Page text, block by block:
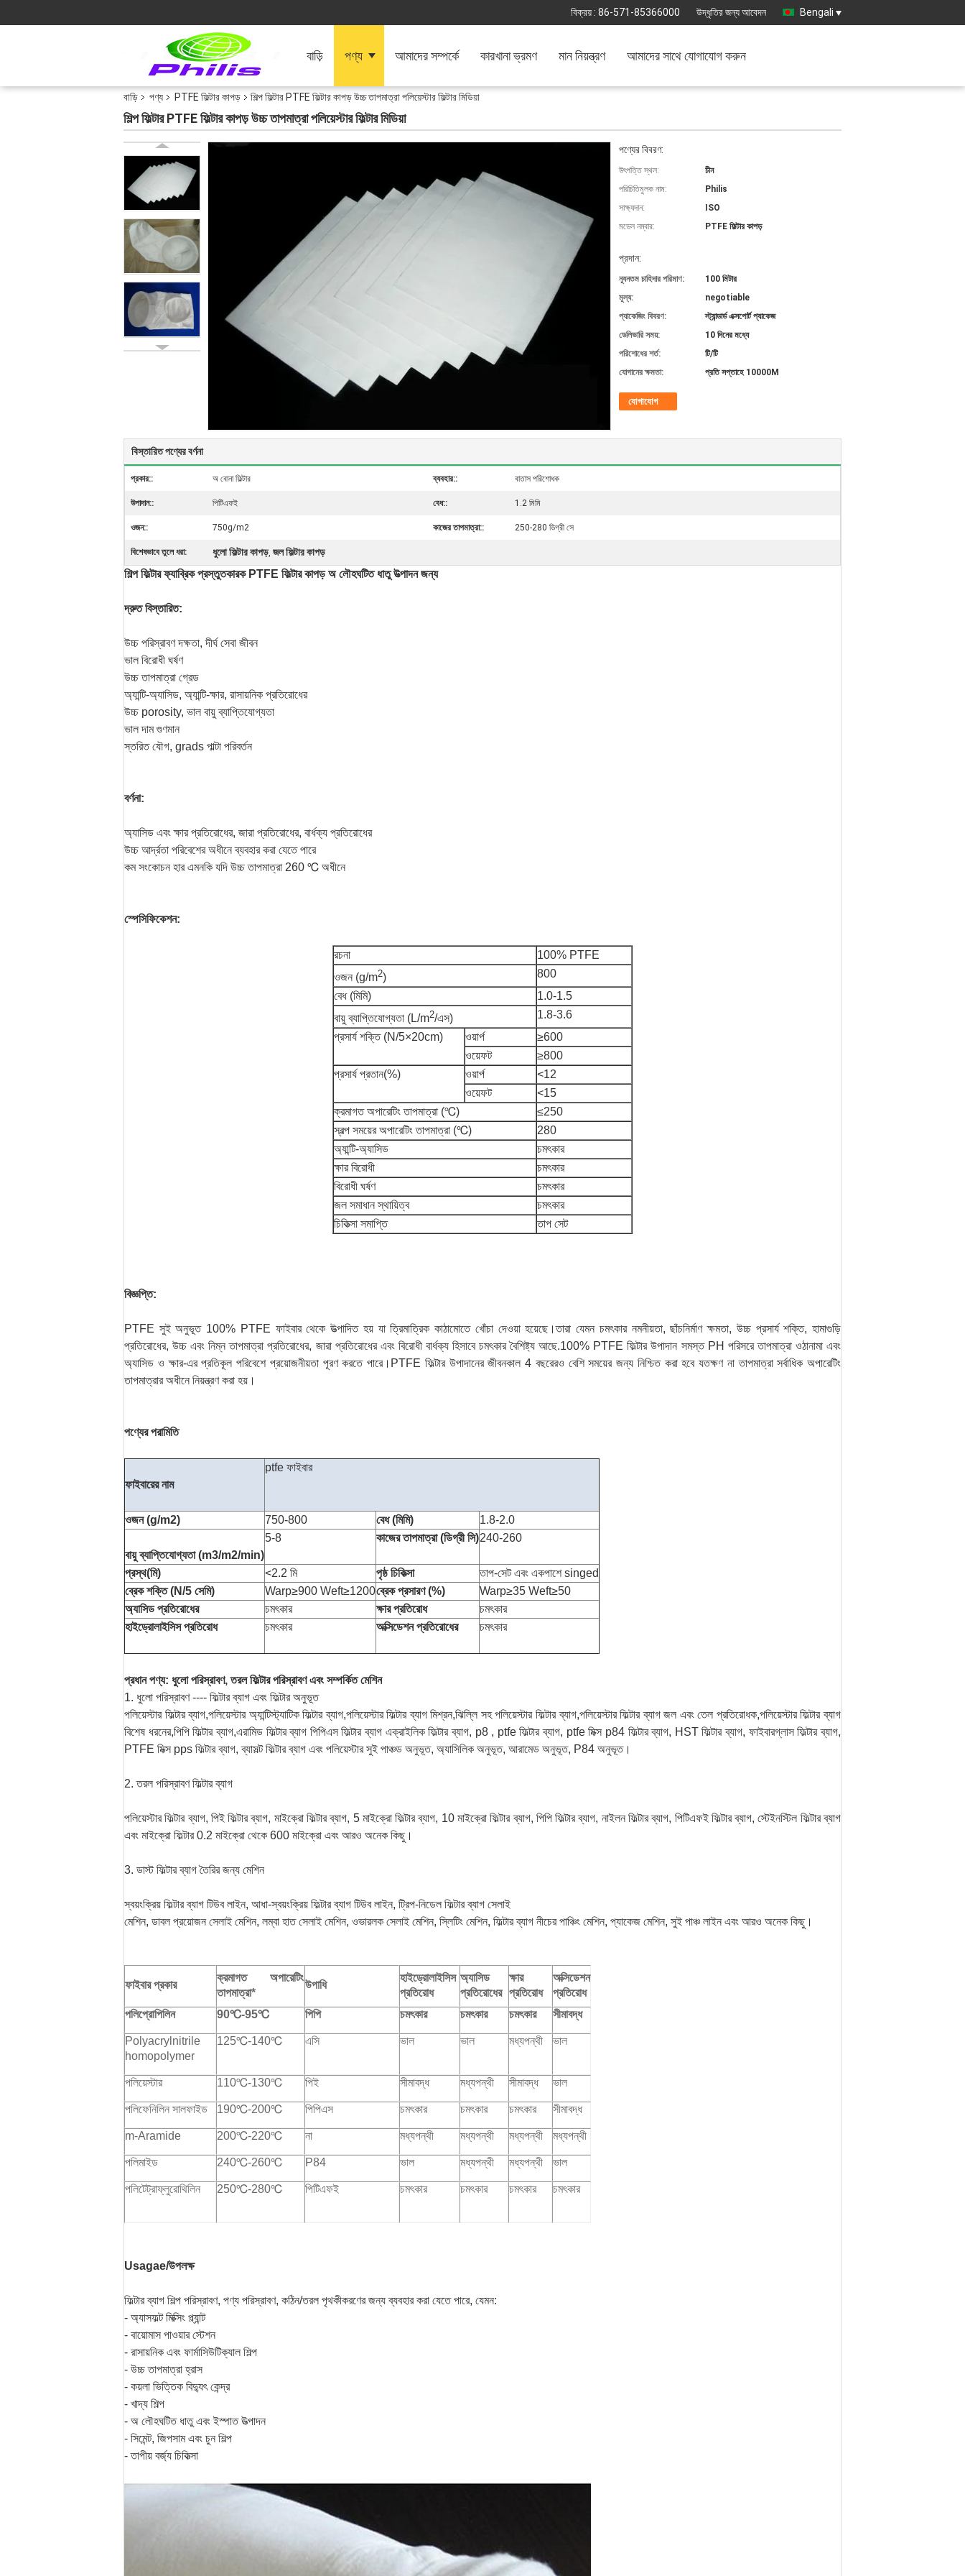
বিক্রয় : 86-571-85366000 উদ্ধৃতির জন্য আবেদন Bengali
বাড়ি পণ্য আমাদের সম্পর্কে কারখানা ভ্রমণ মান নিয়ন্ত্রণ আমাদের সাথে যোগাযোগ করুন
বাড়ি পণ্য PTFE ফিল্টার কাপড় শিল্প ফিল্টার PTFE ফিল্টার কাপড় উচ্চ তাপমাত্রা পলিয়েস্টার ফিল্টার মিডিয়া
শিল্প ফিল্টার PTFE ফিল্টার কাপড় উচ্চ তাপমাত্রা পলিয়েস্টার ফিল্টার মিডিয়া
পণ্যের বিবরণ:
উৎপত্তি স্থল:
চীন
পরিচিতিমুলক নাম:
Philis
সাক্ষ্যদান:
ISO
মডেল নম্বার:
PTFE ফিল্টার কাপড়
প্রদান:
ন্যূনতম চাহিদার পরিমাণ:
100 মিটার
মূল্য:
negotiable
প্যাকেজিং বিবরণ:
স্ট্যান্ডার্ড এক্সপোর্ট প্যাকেজ
ডেলিভারি সময়:
10 দিনের মধ্যে
পরিশোধের শর্ত:
টি/টি
যোগানের ক্ষমতা:
প্রতি সপ্তাহে 10000M
যোগাযোগ
বিস্তারিত পণ্যের বর্ণনা
প্রকার:: অ বোনা ফিল্টার ব্যবহার:: বাতাস পরিশোধক
উপাদান:: পিটিএফই বেধ:: 1.2 মিমি
ওজন:: 750g/m2 কাজের তাপমাত্রা:: 250-280 ডিগ্রী সে
বিশেষভাবে তুলে ধরা: ধুলো ফিল্টার কাপড়, জল ফিল্টার কাপড়
শিল্প ফিল্টার ফ্যাব্রিক প্রস্তুতকারক PTFE ফিল্টার কাপড় অ লৌহঘটিত ধাতু উত্পাদন জন্য
দ্রুত বিস্তারিত:
উচ্চ পরিস্রাবণ দক্ষতা, দীর্ঘ সেবা জীবন
ভাল বিরোধী ঘর্ষণ
উচ্চ তাপমাত্রা গ্রেড
অ্যান্টি-অ্যাসিড, অ্যান্টি-ক্ষার, রাসায়নিক প্রতিরোধের
উচ্চ porosity, ভাল বায়ু ব্যাপ্তিযোগ্যতা
ভাল দাম গুণমান
স্তরিত যৌগ, grads পাল্টা পরিবর্তন
বর্ণনা:
অ্যাসিড এবং ক্ষার প্রতিরোধের, জারা প্রতিরোধের, বার্ধক্য প্রতিরোধের
উচ্চ আর্দ্রতা পরিবেশের অধীনে ব্যবহার করা যেতে পারে
কম সংকোচন হার এমনকি যদি উচ্চ তাপমাত্রা 260 ℃ অধীনে
স্পেসিফিকেশন:
রচনা
100% PTFE
ওজন (g/m2)
800
বেধ (মিমি)
1.0-1.5
বায়ু ব্যাপ্তিযোগ্যতা (L/m2/এস)
1.8-3.6
প্রসার্য শক্তি (N/5×20cm)
ওয়ার্প
≥600
ওয়েফট
≥800
প্রসার্য প্রতান(%)
ওয়ার্প
<12
ওয়েফট
<15
ক্রমাগত অপারেটিং তাপমাত্রা (℃)
≤250
স্বল্প সময়ের অপারেটিং তাপমাত্রা (℃)
280
অ্যান্টি-অ্যাসিড
চমৎকার
ক্ষার বিরোধী
চমৎকার
বিরোধী ঘর্ষণ
চমৎকার
জল সমাধান স্থায়িত্ব
চমৎকার
চিকিত্সা সমাপ্তি
তাপ সেট
বিজ্ঞপ্তি:
PTFE সুই অনুভূত 100% PTFE ফাইবার থেকে উত্পাদিত হয় যা ত্রিমাত্রিক কাঠামোতে খোঁচা দেওয়া হয়েছে।তারা যেমন চমৎকার নমনীয়তা, ছাঁচনির্মাণ ক্ষমতা, উচ্চ প্রসার্য শক্তি, হামাগুড়ি
প্রতিরোধের, উচ্চ এবং নিম্ন তাপমাত্রা প্রতিরোধের, জারা প্রতিরোধের এবং বিরোধী বার্ধক্য হিসাবে চমৎকার বৈশিষ্ট্য আছে.100% PTFE ফিল্টার উপাদান সমস্ত PH পরিসরে তাপমাত্রা ওঠানামা এবং
অ্যাসিড ও ক্ষার-এর প্রতিকূল পরিবেশে প্রয়োজনীয়তা পূরণ করতে পারে।PTFE ফিল্টার উপাদানের জীবনকাল 4 বছরেরও বেশি সময়ের জন্য নিশ্চিত করা হবে যতক্ষণ না তাপমাত্রা সর্বাধিক অপারেটিং
তাপমাত্রার অধীনে নিয়ন্ত্রণ করা হয়।
পণ্যের পরামিতি
ফাইবারের নাম
ptfe ফাইবার
ওজন (g/m2) 750-800 বেধ (মিমি) 1.8-2.0
বায়ু ব্যাপ্তিযোগ্যতা (m3/m2/min)
5-8 কাজের তাপমাত্রা (ডিগ্রী সি)240-260
প্রস্থ(মি) <2.2 মি পৃষ্ঠ চিকিত্সা
তাপ-সেট এবং একপাশে singed
ব্রেক শক্তি (N/5 সেমি)
Warp≥900 Weft≥1200ব্রেক প্রসারণ (%)
Warp≥35 Weft≥50
অ্যাসিড প্রতিরোধের
চমৎকার ক্ষার প্রতিরোধ
চমৎকার
হাইড্রোলাইসিস প্রতিরোধ
চমৎকার অক্সিডেশন প্রতিরোধের চমৎকার
প্রধান পণ্য: ধুলো পরিস্রাবণ, তরল ফিল্টার পরিস্রাবণ এবং সম্পর্কিত মেশিন
1. ধুলো পরিস্রাবণ ---- ফিল্টার ব্যাগ এবং ফিল্টার অনুভূত
পলিয়েস্টার ফিল্টার ব্যাগ,পলিয়েস্টার অ্যান্টিস্ট্যাটিক ফিল্টার ব্যাগ,পলিয়েস্টার ফিল্টার ব্যাগ মিশ্রন,ঝিল্লি সহ পলিয়েস্টার ফিল্টার ব্যাগ,পলিয়েস্টার ফিল্টার ব্যাগ জল এবং তেল প্রতিরোধক,পলিয়েস্টার ফিল্টার ব্যাগ
বিশেষ ধরনের,পিপি ফিল্টার ব্যাগ,এরামিড ফিল্টার ব্যাগ পিপিএস ফিল্টার ব্যাগ এক্রাইলিক ফিল্টার ব্যাগ, p8 , ptfe ফিল্টার ব্যাগ, ptfe মিক্স p84 ফিল্টার ব্যাগ, HST ফিল্টার ব্যাগ, ফাইবারগ্লাস ফিল্টার ব্যাগ,
PTFE মিক্স pps ফিল্টার ব্যাগ, ব্যাসল্ট ফিল্টার ব্যাগ এবং পলিয়েস্টার সুই পাঞ্চড অনুভূত, অ্যাসিলিক অনুভূত, আরামেড অনুভূত, P84 অনুভূত।
2. তরল পরিস্রাবণ ফিল্টার ব্যাগ
পলিয়েস্টার ফিল্টার ব্যাগ, পিই ফিল্টার ব্যাগ, মাইক্রো ফিল্টার ব্যাগ, 5 মাইক্রো ফিল্টার ব্যাগ, 10 মাইক্রো ফিল্টার ব্যাগ, পিপি ফিল্টার ব্যাগ, নাইলন ফিল্টার ব্যাগ, পিটিএফই ফিল্টার ব্যাগ, স্টেইনস্টিল ফিল্টার ব্যাগ
এবং মাইক্রো ফিল্টার 0.2 মাইক্রো থেকে 600 মাইক্রো এবং আরও অনেক কিছু।
3. ডাস্ট ফিল্টার ব্যাগ তৈরির জন্য মেশিন
স্বয়ংক্রিয় ফিল্টার ব্যাগ টিউব লাইন, আধা-স্বয়ংক্রিয় ফিল্টার ব্যাগ টিউব লাইন, ট্রিপ-নিডেল ফিল্টার ব্যাগ সেলাই
মেশিন, ডাবল প্রয়োজন সেলাই মেশিন, লম্বা হাত সেলাই মেশিন, ওভারলক সেলাই মেশিন, স্লিটিং মেশিন, ফিল্টার ব্যাগ নীচের পাঞ্চিং মেশিন, প্যাকেজ মেশিন, সুই পাঞ্চ লাইন এবং আরও অনেক কিছু।
ফাইবার প্রকার
ক্রমাগত অপারেটিং
তাপমাত্রা*
উপাধি
হাইড্রোলাইসিস
প্রতিরোধ
অ্যাসিড
প্রতিরোধের
ক্ষার
প্রতিরোধ
অক্সিডেশন
প্রতিরোধ
পলিপ্রোপিলিন
90℃-95℃ পিপি চমৎকার চমৎকার চমৎকার সীমাবদ্ধ
Polyacrylnitrile
homopolymer
125℃-140℃ এসি ভাল ভাল মধ্যপন্থী ভাল
পলিয়েস্টার 110℃-130℃ পিই সীমাবদ্ধ মধ্যপন্থী সীমাবদ্ধ ভাল
পলিফেনিলিন সালফাইড 190℃-200℃ পিপিএস চমৎকার চমৎকার চমৎকার সীমাবদ্ধ
m-Aramide 200℃-220℃ না মধ্যপন্থী মধ্যপন্থী মধ্যপন্থী মধ্যপন্থী
পলিমাইড 240℃-260℃ P84 ভাল মধ্যপন্থী মধ্যপন্থী ভাল
পলিটেট্রাফ্লুরোথিলিন 250℃-280℃ পিটিএফই চমৎকার চমৎকার চমৎকার চমৎকার
Usagae/উপলক্ষ
ফিল্টার ব্যাগ শিল্প পরিস্রাবণ, পণ্য পরিস্রাবণ, কঠিন/তরল পৃথকীকরণের জন্য ব্যবহার করা যেতে পারে, যেমন:
- অ্যাসফল্ট মিক্সিং প্ল্যান্ট
- বায়োমাস পাওয়ার স্টেশন
- রাসায়নিক এবং ফার্মাসিউটিক্যাল শিল্প
- উচ্চ তাপমাত্রা হ্রাস
- কয়লা ভিত্তিক বিদ্যুৎ কেন্দ্র
- খাদ্য শিল্প
- অ লৌহঘটিত ধাতু এবং ইস্পাত উত্পাদন
- সিমেন্ট, জিপসাম এবং চুন শিল্প
- তাপীয় বর্জ্য চিকিত্সা